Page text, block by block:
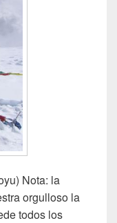
Nota: la
orgulloso la
todos los